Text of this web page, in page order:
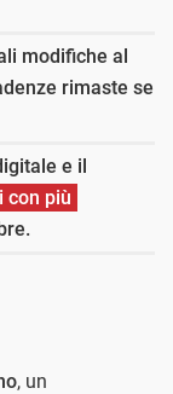
modifiche al
rimaste se
e il
con più
, un